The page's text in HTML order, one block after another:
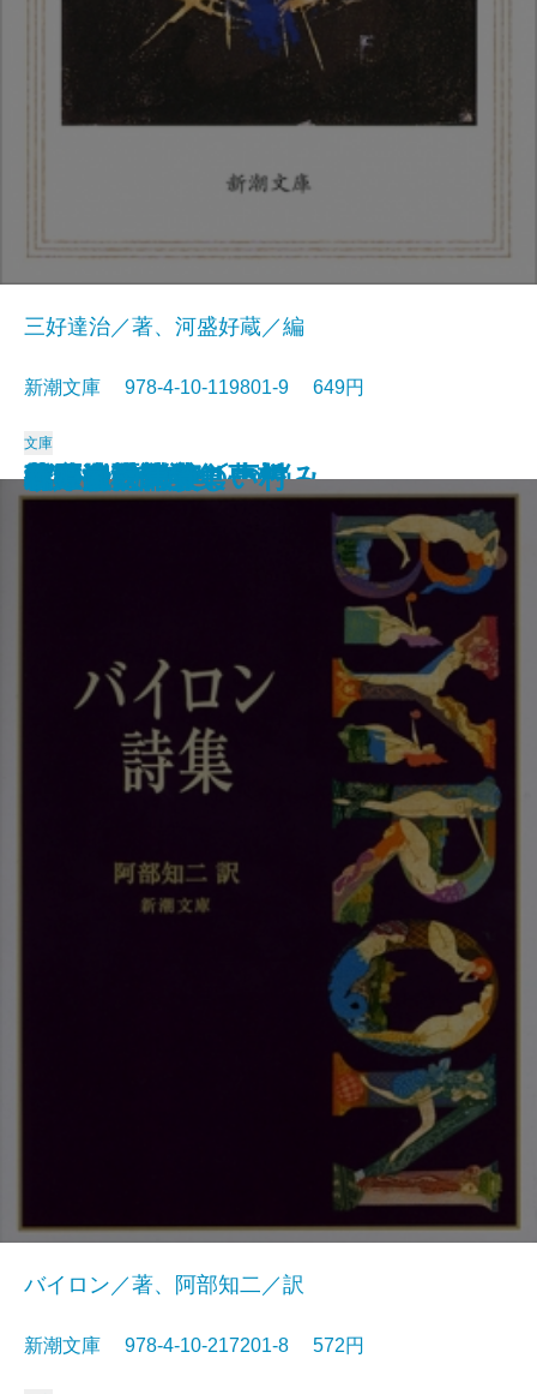
孤独な散歩者の夢想
ゲーテ詩集
脂肪の塊・テリエ館
パルムの僧院〔下〕
巴里の憂鬱
若きウェルテルの悩み
ハイネ詩集
女の一生
パルムの僧院〔上〕
三好達治詩集
三好達治／著、河盛好蔵／編
新潮文庫 978-4-10-119801-9 649円
文庫
バイロン詩集
バイロン／著、阿部知二／訳
新潮文庫 978-4-10-217201-8 572円
春琴抄
風立ちぬ・美しい村
ヴィヨンの妻
北原白秋詩集
萩原朔太郎詩集
ヘッセ詩集
春の嵐
椿姫
春